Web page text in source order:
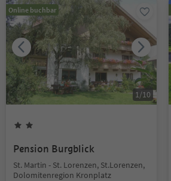
Online buchbar
1/10
Pension Burgblick
St. Martin - St. Lorenzen, St.Lorenzen,
Dolomitenregion Kronplatz